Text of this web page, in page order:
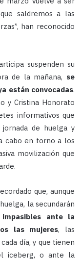
saldremos a las
han reconocido
suspenden su
de la mañana, se
están convocadas.
y Cristina Honorato
informativos que
de huelga y
cabo en torno a los
movilización que
que, aunque
la secundarán
impasibles ante la
las mujeres, las
día, y que tienen
iceberg, o ante la